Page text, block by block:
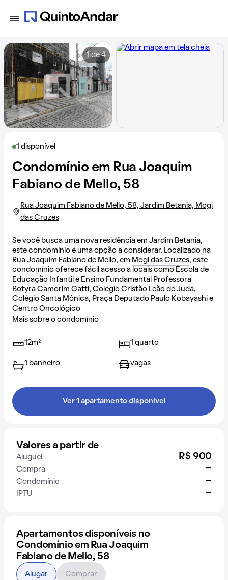
1 disponível
Condomínio em Rua Joaquim
Fabiano de Mello, 58
Rua Joaquim Fabiano de Mello, 58, Jardim Betania, Mogi
das Cruzes
Se você busca uma nova residência em Jardim Betania,
este condomínio é uma opção a considerar. Localizado na
Rua Joaquim Fabiano de Mello, em Mogi das Cruzes, este
condomínio oferece fácil acesso a locais como Escola de
Educação Infantil e Ensino Fundamental Professora
Botyra Camorim Gatti, Colégio Cristão Leão de Judá,
Colégio Santa Mônica, Praça Deputado Paulo Kobayashi e
Centro Oncológico
Mais sobre o condomínio
12m² 1 quarto
1 banheiro vagas
Ver 1 apartamento disponível
Valores a partir de
Aluguel R$ 900
Compra -
Condomínio -
IPTU -
1 de 4
Apartamentos disponíveis no
Condomínio em Rua Joaquim
Fabiano de Mello, 58
Alugar Comprar